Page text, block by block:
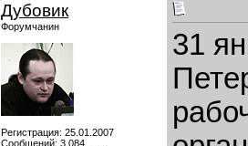
Дубовик
Форумчанин
Регистрация: 25.01.2007
Сообщений: 3,084
31